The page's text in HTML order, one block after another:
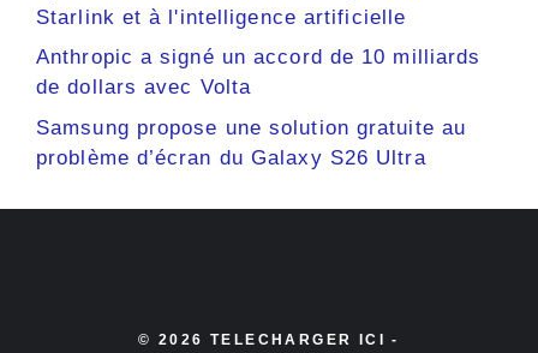
Starlink et à l'intelligence artificielle
Anthropic a signé un accord de 10 milliards
de dollars avec Volta
Samsung propose une solution gratuite au
problème d’écran du Galaxy S26 Ultra
© 2026 TELECHARGER ICI -